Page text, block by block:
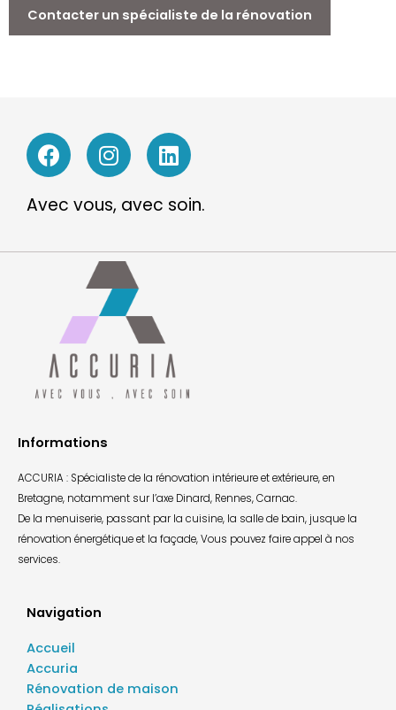
Contacter un spécialiste de la rénovation
Avec vous, avec soin.
Informations
ACCURIA : Spécialiste de la rénovation intérieure et extérieure, en
Bretagne, notamment sur l’axe Dinard, Rennes, Carnac.
De la menuiserie, passant par la cuisine, la salle de bain, jusque la
rénovation énergétique et la façade, Vous pouvez faire appel à nos
services.
Navigation
Accueil
Accuria
Rénovation de maison